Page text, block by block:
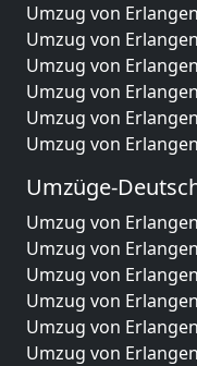
Umzug von
Umzug von
Umzug von
Umzug von
Umzug von
Umzug von
Umzüge-
Umzug von
Umzug von
Umzug von
Umzug von
Umzug von
Umzug von